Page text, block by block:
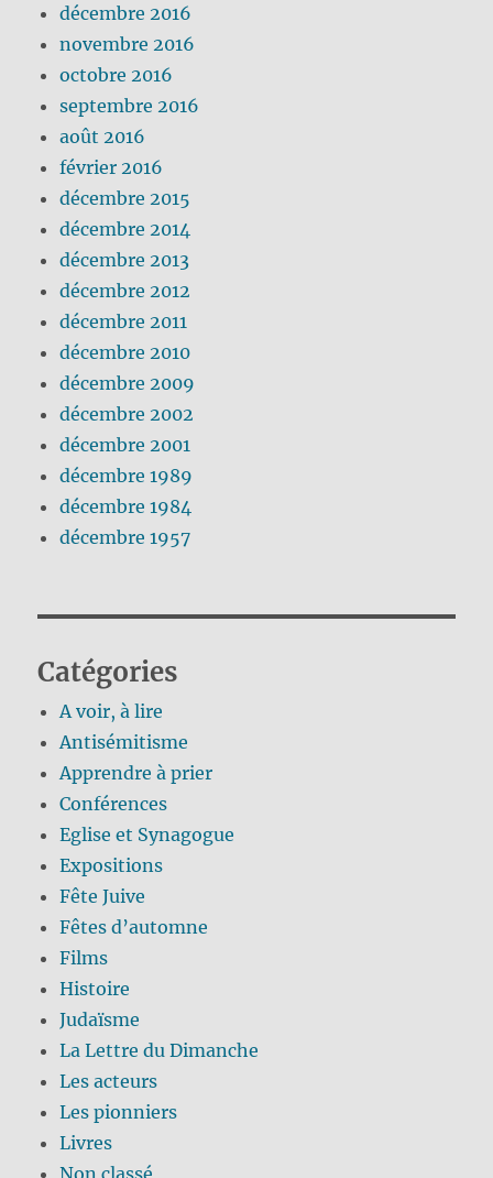
décembre 2016
novembre 2016
octobre 2016
septembre 2016
août 2016
février 2016
décembre 2015
décembre 2014
décembre 2013
décembre 2012
décembre 2011
décembre 2010
décembre 2009
décembre 2002
décembre 2001
décembre 1989
décembre 1984
décembre 1957
Catégories
A voir, à lire
Antisémitisme
Apprendre à prier
Conférences
Eglise et Synagogue
Expositions
Fête Juive
Fêtes d’automne
Films
Histoire
Judaïsme
La Lettre du Dimanche
Les acteurs
Les pionniers
Livres
Non classé